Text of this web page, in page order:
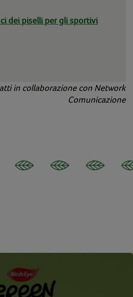
dei piselli per gli sportivi
in collaborazione con Network
Comunicazione